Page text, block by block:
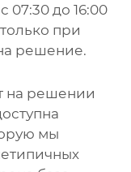
07:30 до 16:00
при
решение.
на решении
мы